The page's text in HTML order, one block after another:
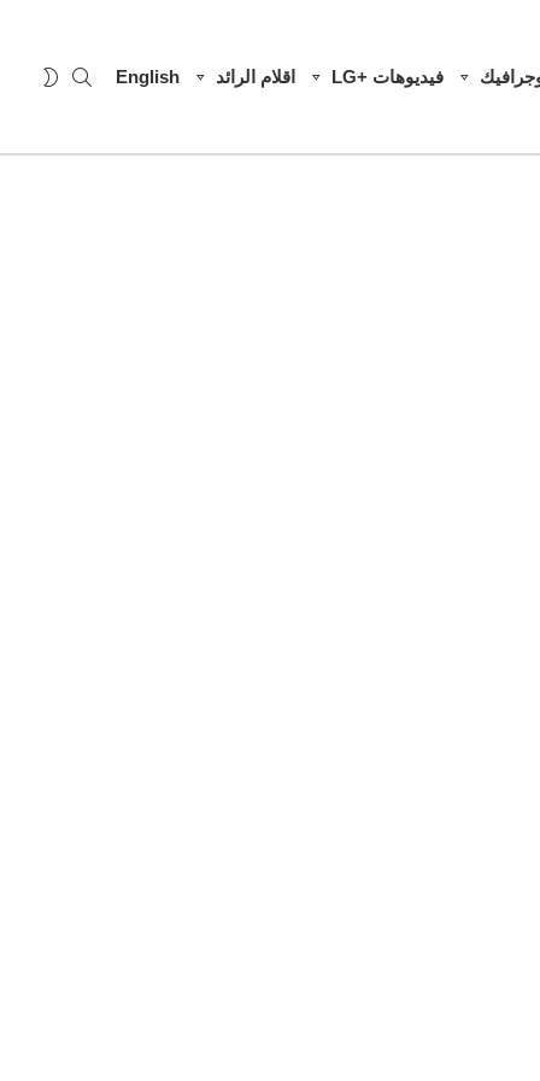
فيديوهات +LG اقلام الرائد English
SEARCH